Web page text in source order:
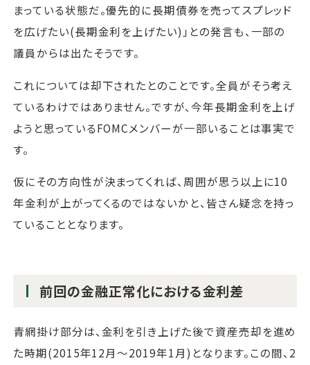
まっている状態だ。優先的に長期債券を売ってスプレッド
を広げたい(長期金利を上げたい)」との発言も、一部の
議員からは出たそうです。
これについては却下されたとのことです。全員がそう考え
ているわけではありません。ですが、今年長期金利を上げ
ようと思っているFOMCメンバーが一部いることは事実で
す。
仮にその方向性が決まってくれば、周囲が思う以上に10
年金利が上がってくるのではないかと、皆さん疑念を持っ
ていることとなります。
前回の金融正常化における金利差
青網掛け部分は、金利を引き上げた後で資産売却を進め
た時期(2015年12月～2019年1月)となります。この間、2